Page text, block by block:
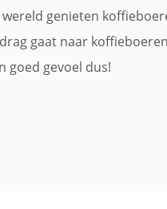
genieten
gaat naar
goed gevoel dus!